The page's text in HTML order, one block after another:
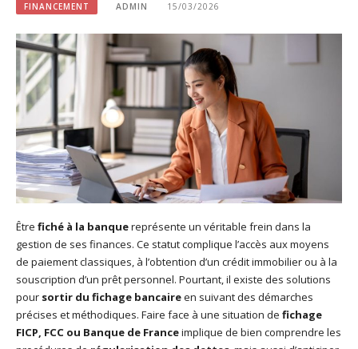
FINANCEMENT ADMIN 15/03/2026
Être fiché à la banquereprésente un véritable frein dans la
gestion de ses finances. Ce statut complique l’accès aux moyens
de paiement classiques, à l’obtention d’un crédit immobilier ou à la
souscription d’un prêt personnel. Pourtant, il existe des solutions
pour sortir du fichage bancaireen suivant des démarches
précises et méthodiques. Faire face à une situation de fichage
FICP, FCC ou Banque de Franceimplique de bien comprendre les